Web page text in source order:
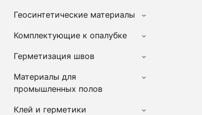
Геосинтетические материалы
Комплектующие к опалубке
Герметизация швов
Материалы для
промышленных полов
Клей и герметики